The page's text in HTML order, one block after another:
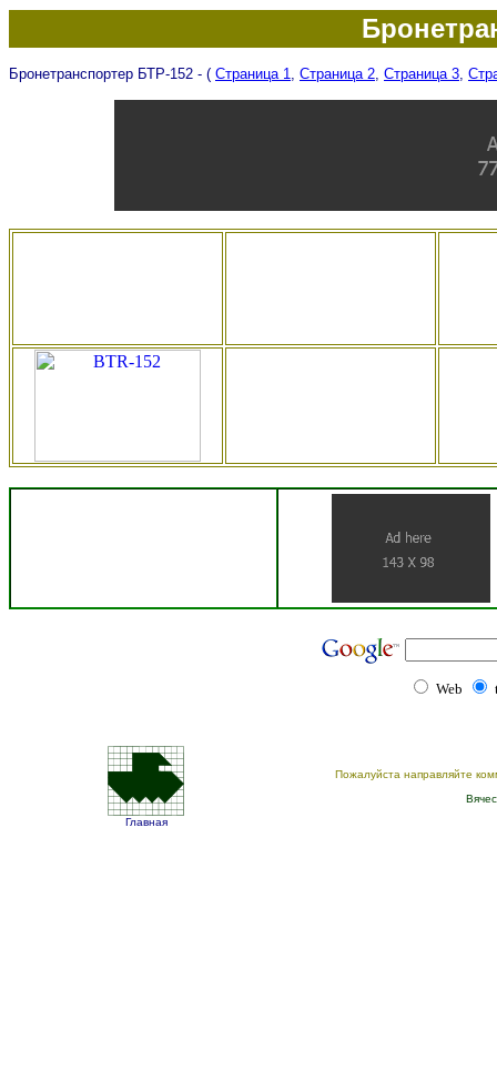
Бронетранспортер БТР-152 - ( Страница 1, Страница 2, Страница 3,
Web
Главная
Пожалуйста направляйте